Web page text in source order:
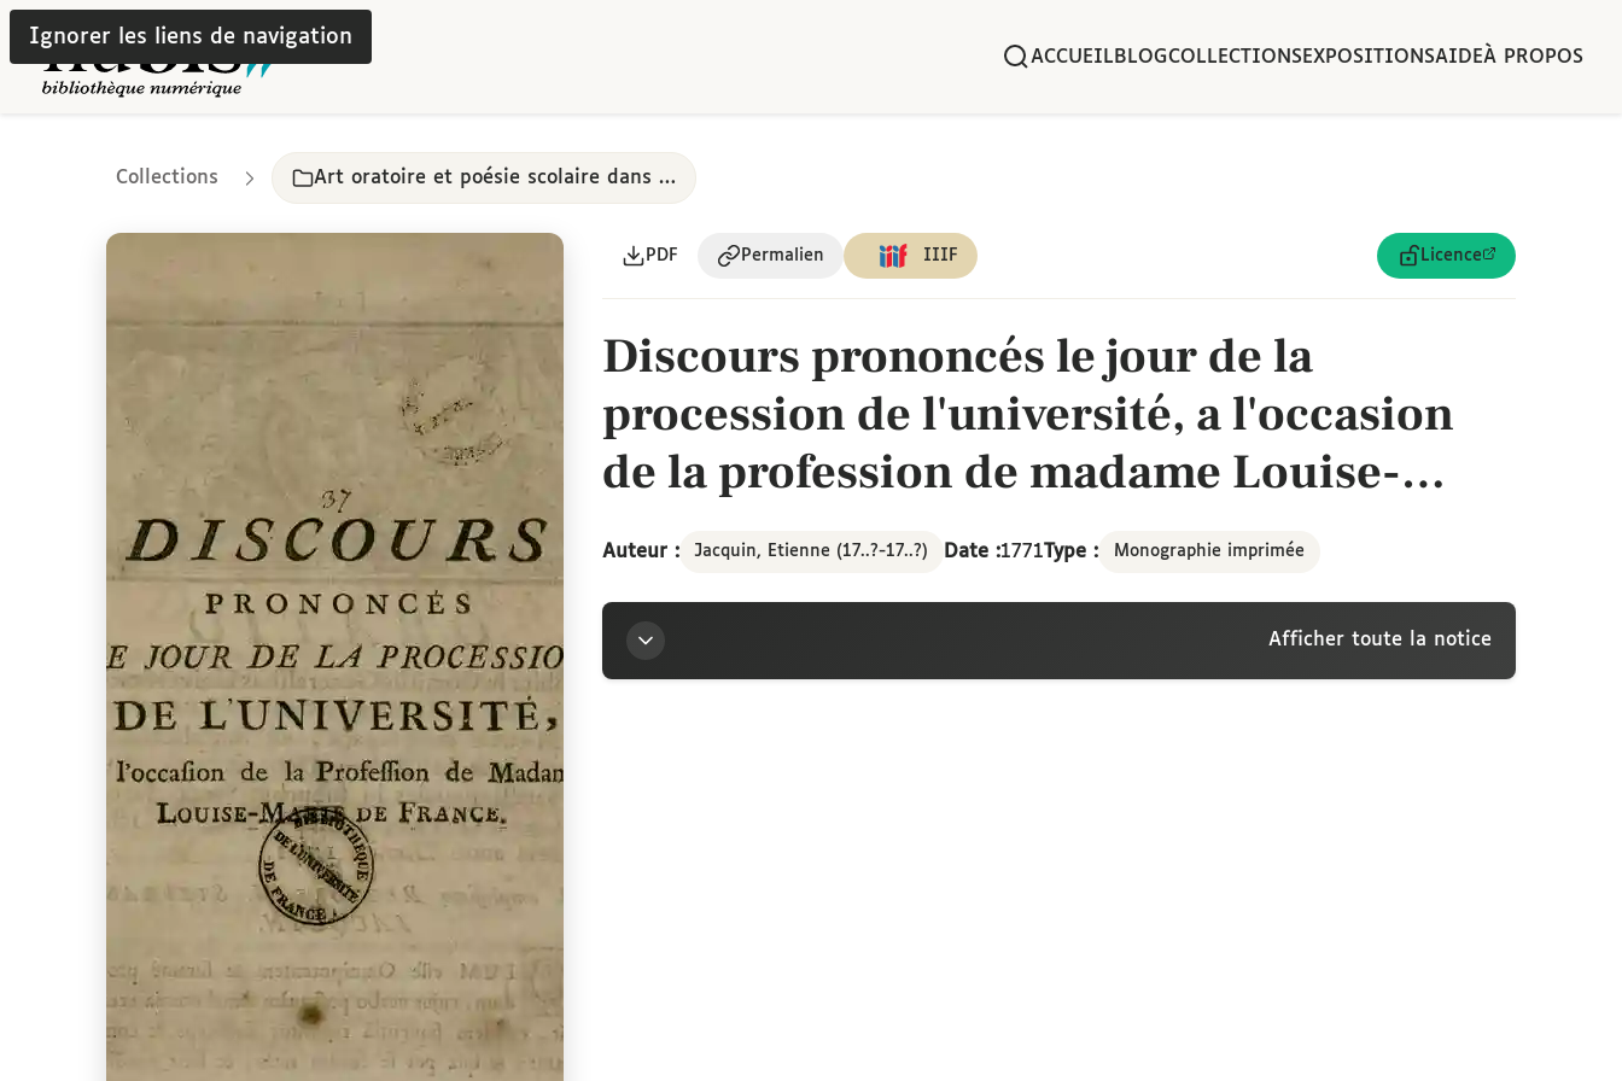
Ignorer les liens de navigation
ACCUEIL BLOGCOLLECTIONSEXPOSITIONSAIDEÀ PROPOS
Collections Art oratoire et poésie scolaire dans les collèges parisiens, 17e-18e siècles
PDF Permalien IIIF Licence
Discours prononcés le jour de la
procession de l'université, a l'occasion
de la profession de madame Louise-
Marie de France
Auteur : Jacquin, Etienne (17..?-17..?) Date :1771Type : Monographie imprimée
Afficher toute la notice